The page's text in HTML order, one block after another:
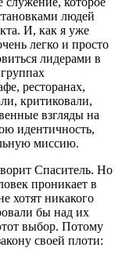
людей
И, как я уже
легко и просто
лидерами в
ресторанах,
критиковали,
взгляды на
идентичность,
миссию.
Спаситель. Но
проникает в
хотят никакого
бы над их
выбор. Потому
своей плоти: